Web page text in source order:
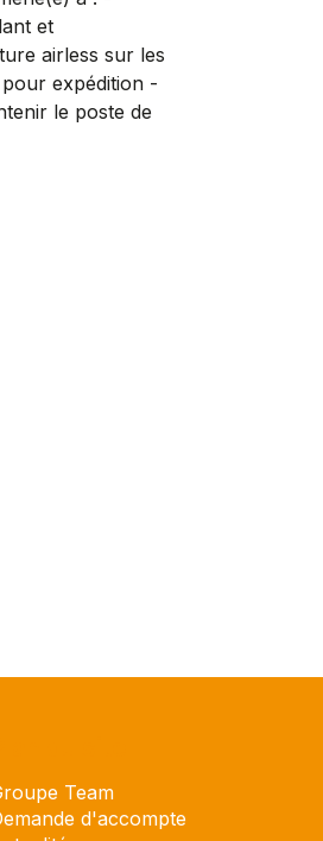
et
airless sur les
expédition -
le poste de
Team
d'accompte